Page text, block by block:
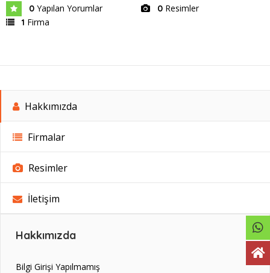
0 Yapılan Yorumlar 0 Resimler
1 Firma
Hakkımızda
Firmalar
Resimler
İletişim
Hakkımızda
Bilgi Girişi Yapılmamış